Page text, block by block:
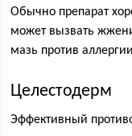
Обычно препарат
может вызвать
мазь против
Целестодерм
Эффективный